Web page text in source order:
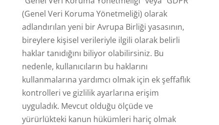
(Genel Veri Koruma Yönetmeliği) olarak
adlandırılan yeni bir Avrupa Birliği yasasının,
bireylere kişisel verileriyle ilgili olarak belirli
haklar tanıdığını biliyor olabilirsiniz. Bu
nedenle, kullanıcıların bu haklarını
kullanmalarına yardımcı olmak için ek şeffaflık
kontrolleri ve gizlilik ayarlarına erişim
uyguladık. Mevcut olduğu ölçüde ve
yürürlükteki kanun hükümleri hariç olmak